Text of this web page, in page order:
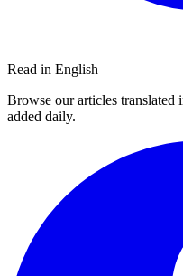
Read in English
Browse our articles translated
added daily.